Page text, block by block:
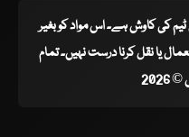
ٹیم کی کاوش ہے۔ اس مواد کو بغیر
یا نقل کرنا درست نہیں۔ تمام